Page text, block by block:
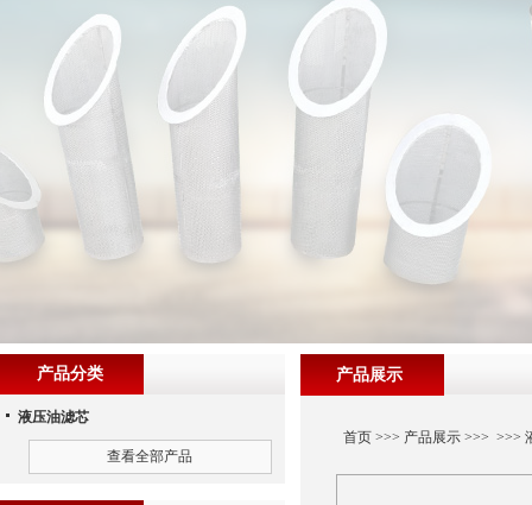
产品展示
首页>>> 产品展示>>> >>>
产品分类
液压油滤芯
查看全部产品